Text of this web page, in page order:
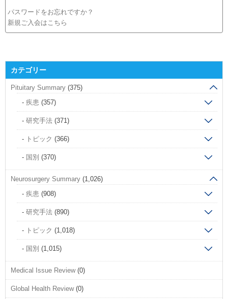
パスワードをお忘れですか？
新規ご入会はこちら
カテゴリー
Pituitary Summary (375)
疾患 (357)
研究手法 (371)
トピック (366)
国別 (370)
Neurosurgery Summary (1,026)
疾患 (908)
研究手法 (890)
トピック (1,018)
国別 (1,015)
Medical Issue Review(0)
Global Health Review(0)